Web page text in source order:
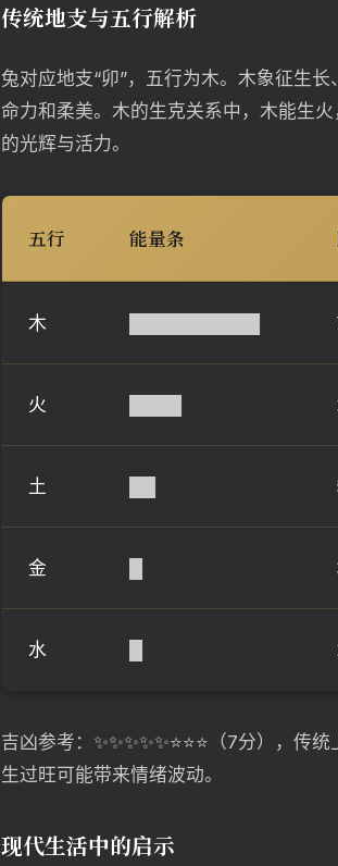
传统地支与五行解析
兔对应地支“卯”，五行为木。木象征生
命力和柔美。木的生克关系中，木能生
的光辉与活力。
五行 能量条
木
火
土
金
水
吉凶参考：✨✨✨✨✨⭐⭐⭐（7分），
生过旺可能带来情绪波动。
现代生活中的启示